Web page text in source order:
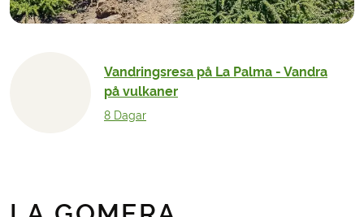
Vandringsresa på La Palma - Vandra
på vulkaner
8 Dagar